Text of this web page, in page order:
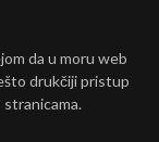
da u moru web
drukčiji pristup
stranicama.